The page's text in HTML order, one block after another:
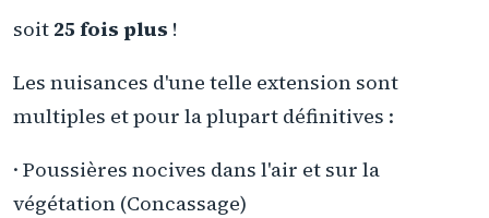
soit 25 fois plus !
Les nuisances d'une telle extension sont
multiples et pour la plupart définitives :
· Poussières nocives dans l'air et sur la
végétation (Concassage)